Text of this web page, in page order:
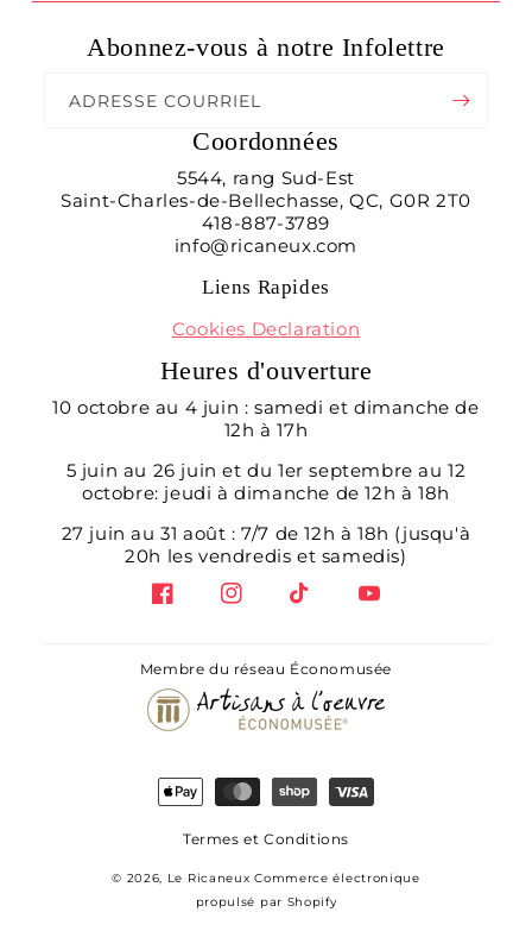
Coordonnées
5544, rang Sud-Est
Saint-Charles-de-Bellechasse, QC, G0R 2T0
418-887-3789
info@ricaneux.com
Liens Rapides
Cookies Declaration
Heures d'ouverture
10 octobre au 4 juin : samedi et dimanche de
12h à 17h
5 juin au 26 juin et du 1er septembre au 12
octobre: jeudi à dimanche de 12h à 18h
27 juin au 31 août : 7/7 de 12h à 18h (jusqu'à
20h les vendredis et samedis)
FacebookInstagramTikTok YouTube
Abonnez-vous à notre Infolettre
ADRESSE COURRIEL
Membre du réseau Économusée
paiement
Termes et Conditions
© 2026, Le Ricaneux Commerce électronique
propulsé par Shopify